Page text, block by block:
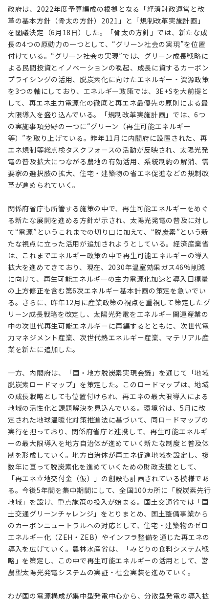
政府は、2022年度予算編成の根拠となる「経済財政運営と改
革の基本方針（骨太の方針）2021」と「規制改革実施計画」
を閣議決定（6月18日）した。「骨太の方針」では、新たな成
長の4つの原動力の一つとして、“グリーン社会の実現”を位置
付けている。“グリーン社会の実現”では、グリーン成長戦略に
よる民間投資とイノベーションの喚起、成長に資するカーボン
プライシングの活用、脱炭素化に向けたエネルギー・資源政策
を3つの軸にしており、エネルギー政策では、3E+Sを大前提と
して、再エネ主力電源化の徹底と再エネ最優先の原則による最
大限導入を盛り込んでいる。「規制改革実施計画」では、6つ
の実施事項分野の一つに“グリーン（再生可能エネルギー
等）”を取り上げている。昨年11月に内閣府に設置された、再
エネ規制等総点検タスクフォースの活動が反映され、太陽光発
電の普及拡大につながる農地の有効活用、系統制約の解消、需
要家の選択肢の拡大、住宅・建築物の省エネ促進などの規制改
革が進められていく。
関係府省庁も所管する施策の中で、再生可能エネルギーをめぐ
る新たな展開を進める方針が示され、太陽光発電の普及に対し
て“電源”というこれまでの切り口に加えて、“脱炭素”という新
たな視点に立った活用が追加されようとしている。経済産業省
は、これまでエネルギー政策の中で再生可能エネルギーの導入
拡大を進めてきており、現在、2030年温室効果ガス46%削減
に向けて、再生可能エネルギーの主力電源化加速と導入目標量
の上方修正を含む第6次エネルギー基本計画の策定を急いでい
る。さらに、昨年12月に産業政策の視点を重視して策定したグ
リーン成長戦略を改定し、太陽光発電をエネルギー関連産業の
中の次世代再生可能エネルギーに再編するとともに、次世代電
力マネジメント産業、次世代熱エネルギー産業、マテリアル産
業を新たに追加した。
一方、内閣府は、「国・地方脱炭素実現会議」を通じて「地域
脱炭素ロードマップ」を策定した。このロードマップは、地域
の成長戦略としても位置付けられ、再エネの最大限導入による
地域の活性化と課題解決を見込んでいる。環境省は、5月に改
定された地球温暖化対策推進法に基づいて、同ロードマップの
実行を担っており、関係府省庁と連携して、再生可能エネルギ
ーの最大限導入を地方自治体が進めていく新たな制度と普及体
制を形成していく。地方自治体が再エネ促進地域を設定し、複
数年に亘って脱炭素化を進めていくための財政支援として、
「再エネ立地交付金（仮）」の創設も計画されている模様であ
る。今後5年間を集中期間にして、全国100カ所に「脱炭素先行
地域」を設け、重点施策の投入が始まる。国土交通省では「国
土交通グリーンチャレンジ」をとりまとめ、国土整備事業から
のカーボンニュートラルへの対応として、住宅・建築物のゼロ
エネルギー化（ZEH・ZEB）やインフラ整備を通じた再エネの
導入を広げていく。農林水産省は、「みどりの食料システム戦
略」を策定し、この中で再生可能エネルギーの活用として、営
農型太陽光発電システムの実証・社会実装を進めていく。
わが国の電源構成が集中型発電中心から、分散型発電の導入拡